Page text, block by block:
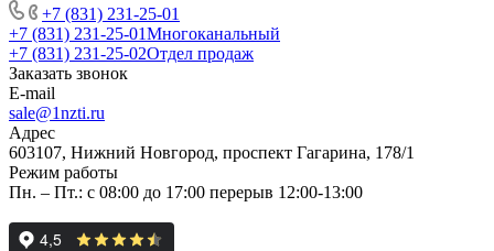
+7 (831) 231-25-01
+7 (831) 231-25-01Многоканальный
+7 (831) 231-25-02Отдел продаж
Заказать звонок
E-mail
sale@1nzti.ru
Адрес
603107, Нижний Новгород, проспект Гагарина, 178/1
Режим работы
Пн. – Пт.: с 08:00 до 17:00 перерыв 12:00-13:00